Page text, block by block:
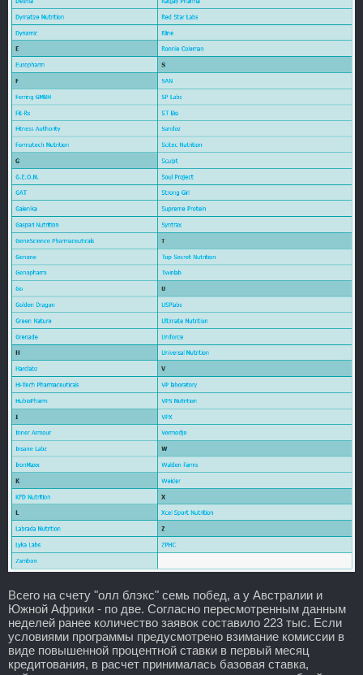
Всего на счету "олл блэкс" семь побед, а у Австралии и
Южной Африки - по две. Согласно пересмотренным данным
неделей ранее количество заявок составило 223 тыс. Если
условиями программы предусмотрено взимание комиссии в
виде повышенной процентной ставки в первый месяц
кредитования, в расчет принималась базовая ставка,